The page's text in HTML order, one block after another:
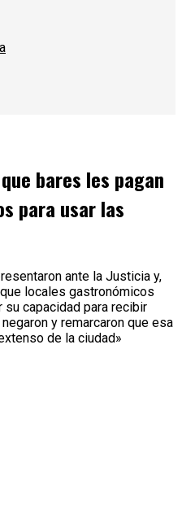
bares les pagan
para usar las
ante la Justicia y,
locales gastronómicos
su capacidad para recibir
y remarcaron que esa
de la ciudad»